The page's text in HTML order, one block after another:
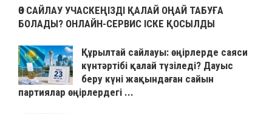
ӨЗ САЙЛАУ УЧАСКЕҢІЗДІ ҚАЛАЙ ОҢАЙ ТАБУҒА
БОЛАДЫ? ОНЛАЙН-СЕРВИС ІСКЕ ҚОСЫЛДЫ
Құрылтай сайлауы: өңірлерде саяси
күнтәртібі қалай түзіледі? Дауыс
беру күні жақындаған сайын
партиялар өңірлердегі ...